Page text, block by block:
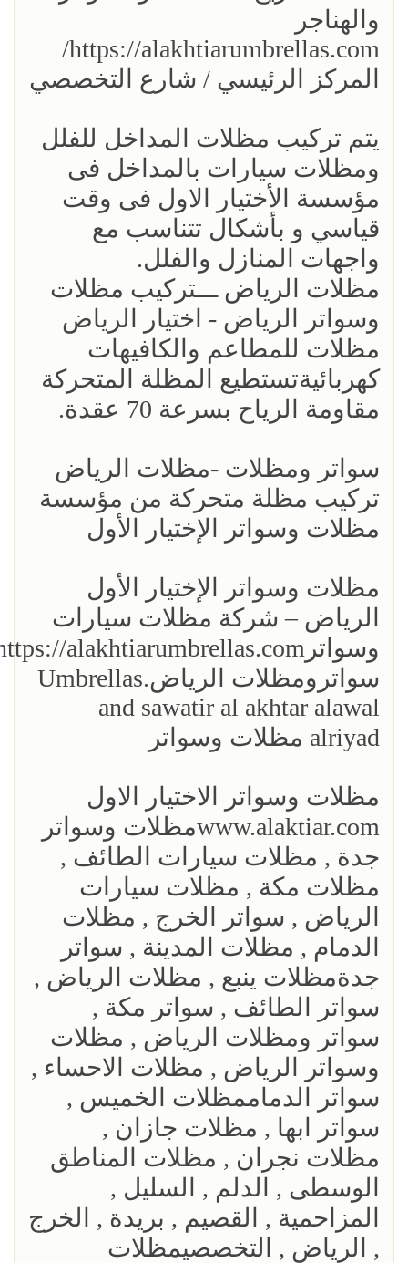
والهناجر
https://alakhtiarumbrellas.com/
المركز الرئيسي / شارع التخصصي
يتم تركيب مظلات المداخل للفلل
ومظلات سيارات بالمداخل فى
مؤسسة الأختيار الاول فى وقت
قياسي و بأشكال تتناسب مع
واجهات المنازل والفلل.
مظلات الرياض ـــتركيب مظلات
وسواتر الرياض - اختيار الرياض
مظلات للمطاعم والكافيهات
كهربائيةتستطيع المظلة المتحركة
مقاومة الرياح بسرعة 70 عقدة.
سواتر ومظلات -مظلات الرياض
تركيب مظلة متحركة من مؤسسة
مظلات وسواتر الإختيار الأول
مظلات وسواتر الإختيار الأول
الرياض – شركة مظلات سيارات
سواترومظلات الرياض.Umbrellas
and sawatir al akhtar alawal
alriyad مظلات وسواتر
مظلات وسواتر الاختيار الاول
www.alaktiar.comمظلات وسواتر
جدة , مظلات سيارات الطائف ,
مظلات مكة , مظلات سيارات
الرياض , سواتر الخرج , مظلات
الدمام , مظلات المدينة , سواتر
جدةمظلات ينبع , مظلات الرياض ,
سواتر الطائف , سواتر مكة ,
سواتر ومظلات الرياض , مظلات
وسواتر الرياض , مظلات الاحساء ,
سواتر الدماممظلات الخميس ,
سواتر ابها , مظلات جازان ,
مظلات نجران , مظلات المناطق
الوسطى , الدلم , السليل ,
المزاحمية , القصيم , بريدة , الخرج
, الرياض , التخصصيمظلات